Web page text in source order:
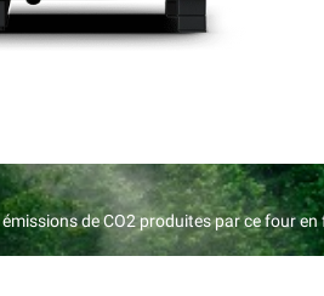
de CO2 produites par ce four